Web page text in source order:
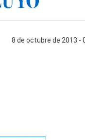
8 de octubre de 2013 -